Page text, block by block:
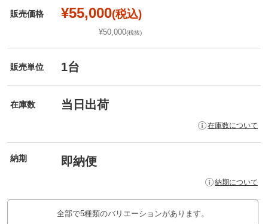
販売価格 ¥55,000(税込)
¥50,000(税抜)
販売単位 1台
在庫数 当日出荷
在庫数について
納期 即納便
納期について
全部で5種類のバリエーションがあります。